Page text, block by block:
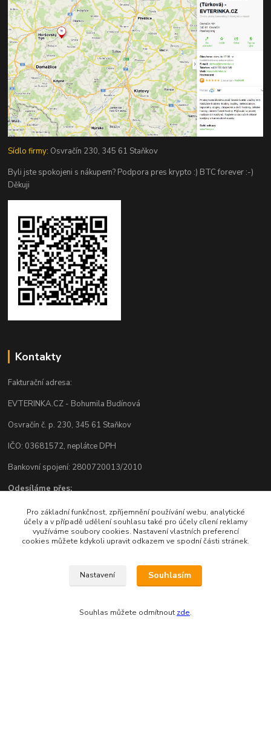
Sídlo firmy: Osvračín 230, 345 61 Staňkov
Byli jste spokojeni s nákupem? Podpora pres krypto :) BTC forever :-)
Děkuji
Kontakty
Fakturační adresa:
EVTERINKA.CZ - Bohumila Budínová
Osvračín č. p. 230, 345 61 Staňkov
IČO: 03681572, neplátce DPH
Bankovní spojení: 2800720013/2010
Odesíláme přes:
Zákaznická podpora eshopu EVTERINKA.CZ
Pro základní funkčnost, zpříjemnění používání webu, analytické
účely a v případě udělení souhlasu také pro účely cílení reklamy
využíváme soubory cookies. Nastavení vlastních preferencí
cookies můžete kdykoli upravit odkazem ve spodní části stránek.
Nastavení Souhlasím
Souhlas můžete odmítnout zde.